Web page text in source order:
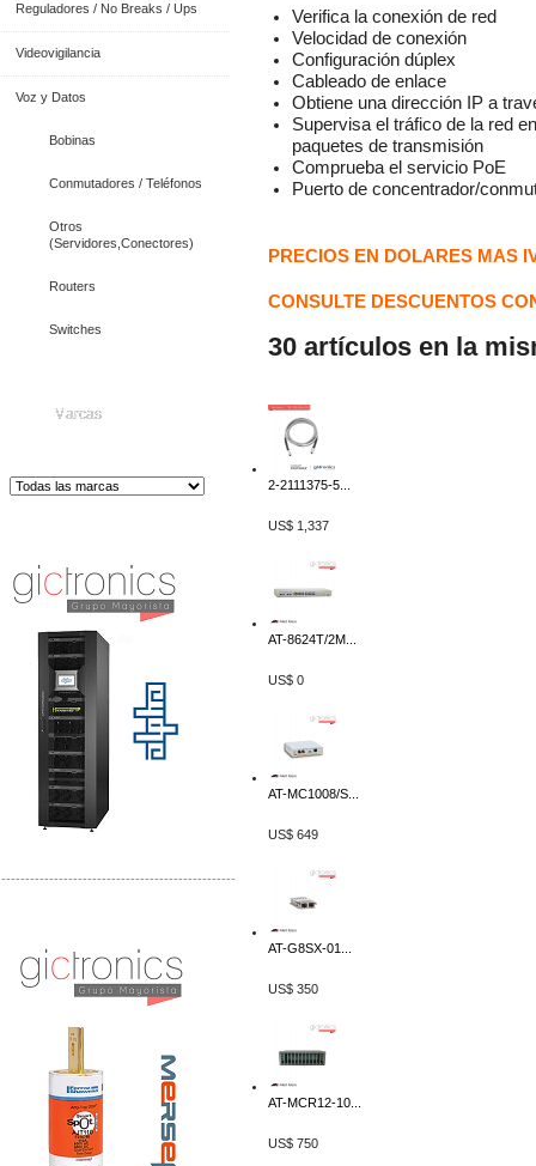
Reguladores / No Breaks / Ups
Videovigilancia
Voz y Datos
Bobinas
Conmutadores / Teléfonos
Otros
(Servidores,Conectores)
Routers
Switches
Marcas
-------------------------------------------------
Verifica la conexión de red
Velocidad de conexión
Configuración dúplex
Cableado de enlace
Obtiene una dirección IP a
Supervisa el tráfico de la red
paquetes de transmisión
Comprueba el servicio PoE
Puerto de concentrador/
PRECIOS EN DOLARES MAS
CONSULTE DESCUENTOS
30 artículos en la
2-2111375-5...
US$ 1,337
AT-8624T/2M...
US$ 0
AT-MC1008/S...
US$ 649
AT-G8SX-01...
US$ 350
AT-MCR12-10...
US$ 750